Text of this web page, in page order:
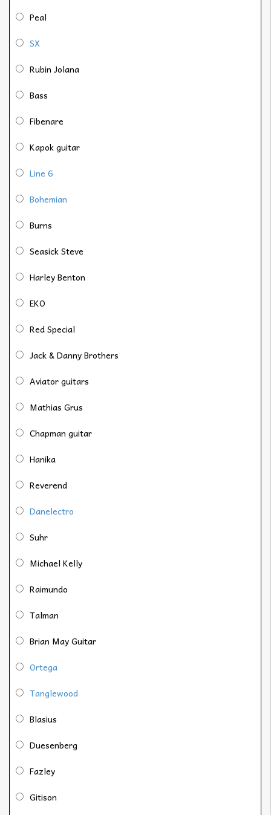
Peal
SX
Rubin Jolana
Bass
Fibenare
Kapok guitar
Line 6
Bohemian
Burns
Seasick Steve
Harley Benton
EKO
Red Special
Jack & Danny Brothers
Aviator guitars
Mathias Grus
Chapman guitar
Hanika
Reverend
Danelectro
Suhr
Michael Kelly
Raimundo
Talman
Brian May Guitar
Ortega
Tanglewood
Blasius
Duesenberg
Fazley
Gitison